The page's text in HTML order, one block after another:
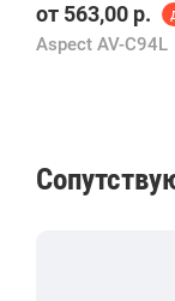
от 563,00 р.
Aspect AV-C94L